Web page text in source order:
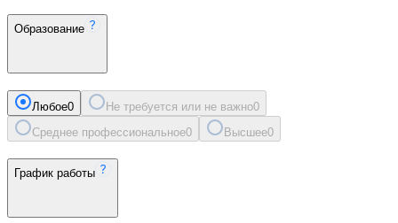
Образование
Любое0 Не требуется или не важно0
Среднее профессиональное0 Высшее0
График работы